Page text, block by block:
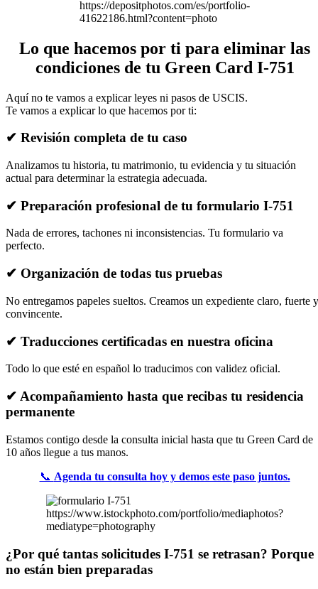
https://depositphotos.com/es/portfolio-
41622186.html?content=photo
Lo que hacemos por ti para eliminar las
condiciones de tu Green Card I-751
Aquí no te vamos a explicar leyes ni pasos de USCIS.
Te vamos a explicar lo que hacemos por ti:
✔ Revisión completa de tu caso
Analizamos tu historia, tu matrimonio, tu evidencia y tu situación
actual para determinar la estrategia adecuada.
✔ Preparación profesional de tu formulario I-751
Nada de errores, tachones ni inconsistencias. Tu formulario va
perfecto.
✔ Organización de todas tus pruebas
No entregamos papeles sueltos. Creamos un expediente claro, fuerte y
convincente.
✔ Traducciones certificadas en nuestra oficina
Todo lo que esté en español lo traducimos con validez oficial.
✔ Acompañamiento hasta que recibas tu residencia
permanente
Estamos contigo desde la consulta inicial hasta que tu Green Card de
10 años llegue a tus manos.
📞 Agenda tu consulta hoy y demos este paso juntos.
https://www.istockphoto.com/portfolio/mediaphotos?
mediatype=photography
¿Por qué tantas solicitudes I-751 se retrasan? Porque
no están bien preparadas